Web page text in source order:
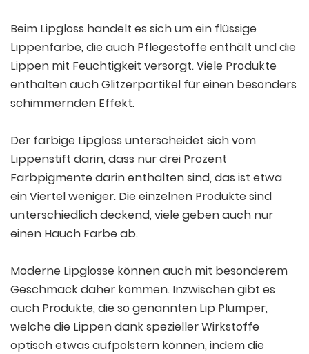
Beim Lipgloss handelt es sich um ein flüssige
Lippenfarbe, die auch Pflegestoffe enthält und die
Lippen mit Feuchtigkeit versorgt. Viele Produkte
enthalten auch Glitzerpartikel für einen besonders
schimmernden Effekt.
Der farbige Lipgloss unterscheidet sich vom
Lippenstift darin, dass nur drei Prozent
Farbpigmente darin enthalten sind, das ist etwa
ein Viertel weniger. Die einzelnen Produkte sind
unterschiedlich deckend, viele geben auch nur
einen Hauch Farbe ab.
Moderne Lipglosse können auch mit besonderem
Geschmack daher kommen. Inzwischen gibt es
auch Produkte, die so genannten Lip Plumper,
welche die Lippen dank spezieller Wirkstoffe
optisch etwas aufpolstern können, indem die